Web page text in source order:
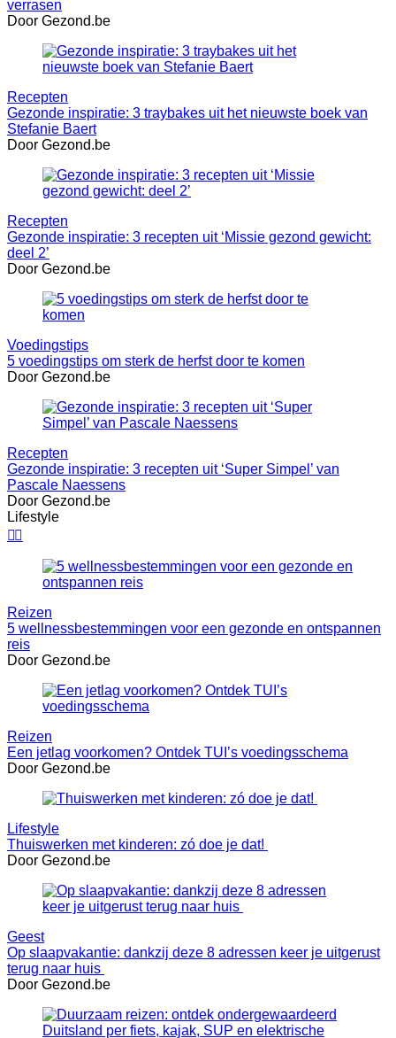
verrasen
Door Gezond.be
Recepten
Gezonde inspiratie: 3 traybakes uit het nieuwste boek van
Stefanie Baert
Door Gezond.be
Recepten
Gezonde inspiratie: 3 recepten uit ‘Missie gezond gewicht:
deel 2’
Door Gezond.be
Voedingstips
5 voedingstips om sterk de herfst door te komen
Door Gezond.be
Recepten
Gezonde inspiratie: 3 recepten uit ‘Super Simpel’ van
Pascale Naessens
Door Gezond.be
Lifestyle

Reizen
5 wellnessbestemmingen voor een gezonde en ontspannen
reis
Door Gezond.be
Reizen
Een jetlag voorkomen? Ontdek TUI’s voedingsschema
Door Gezond.be
Lifestyle
Thuiswerken met kinderen: zó doe je dat!
Door Gezond.be
Geest
Op slaapvakantie: dankzij deze 8 adressen keer je uitgerust
terug naar huis
Door Gezond.be